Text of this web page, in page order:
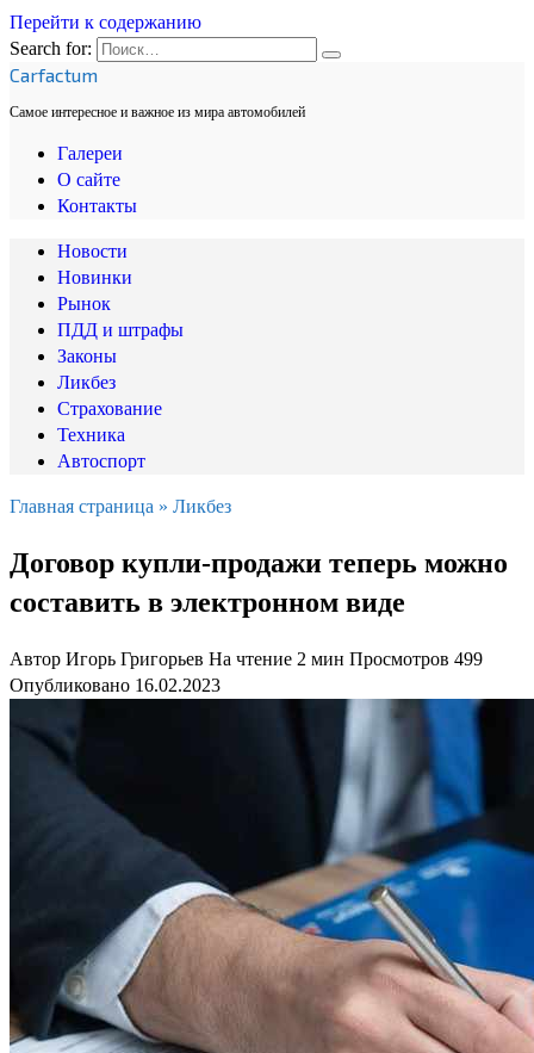
Перейти к содержанию
Search for:
Carfactum
Самое интересное и важное из мира автомобилей
Галереи
О сайте
Контакты
Новости
Новинки
Рынок
ПДД и штрафы
Законы
Ликбез
Страхование
Техника
Автоспорт
Главная страница » Ликбез
Договор купли-продажи теперь можно
составить в электронном виде
Автор Игорь Григорьев На чтение 2 мин Просмотров 499
Опубликовано 16.02.2023